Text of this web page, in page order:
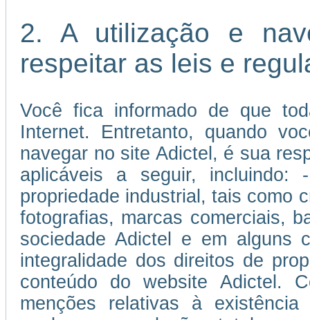
2. A utilização e
respeitar as leis e
Você fica informado de que
Internet. Entretanto, quando
navegar no site Adictel, é sua
aplicáveis a seguir,
propriedade industrial, tais como
fotografias, marcas comerciais,
sociedade Adictel e em alguns
integralidade dos direitos de
conteúdo do website Adictel.
menções relativas à